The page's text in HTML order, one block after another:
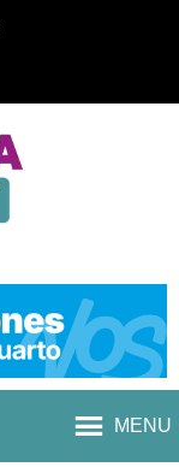
MENU